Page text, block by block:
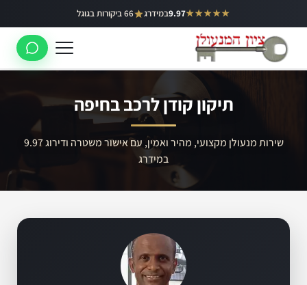
לתוכן
★★★★★
9.97במידרג 66 ביקורות בגוגל באר יעקב
ראשון לציון
רמלה
תיקון קודן לרכב בחיפה
שירות מנעולן מקצועי, מהיר ואמין, עם אישור משטרה ודירוג 9.97
במידרג